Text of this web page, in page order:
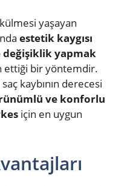
yaşayan
estetik kaygısı
yapmak
ettiği bir yöntemdir.
kaybının derecesi
ve konforlu
için en uygun